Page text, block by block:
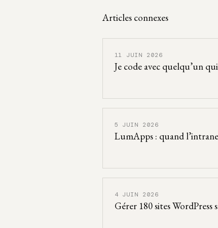
Articles connexes
11 JUIN 2026
Je code avec quelqu’un
5 JUIN 2026
LumApps : quand
4 JUIN 2026
Gérer 180 sites